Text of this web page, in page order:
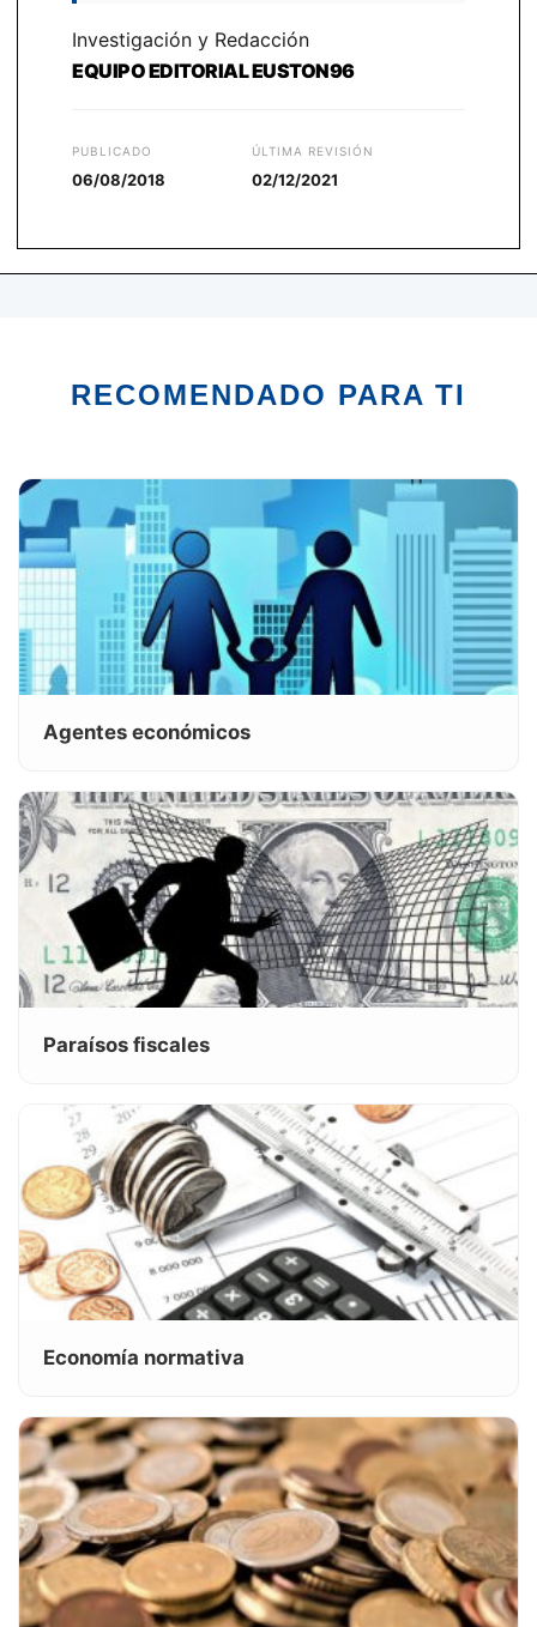
Investigación y Redacción
EQUIPO EDITORIAL EUSTON96
PUBLICADO
06/08/2018
ÚLTIMA REVISIÓN
02/12/2021
RECOMENDADO PARA TI
Agentes económicos
Paraísos fiscales
Economía normativa